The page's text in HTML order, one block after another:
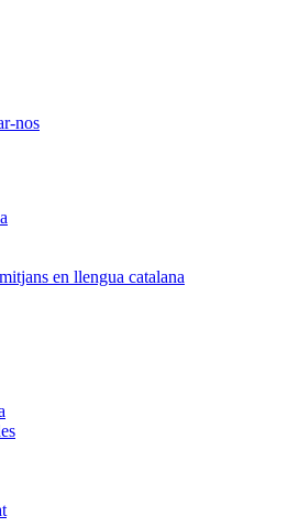
nos
en llengua catalana